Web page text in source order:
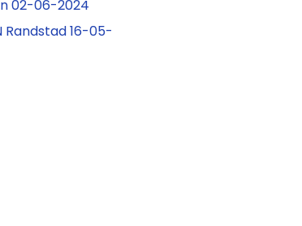
02-06-2024
Randstad 16-05-